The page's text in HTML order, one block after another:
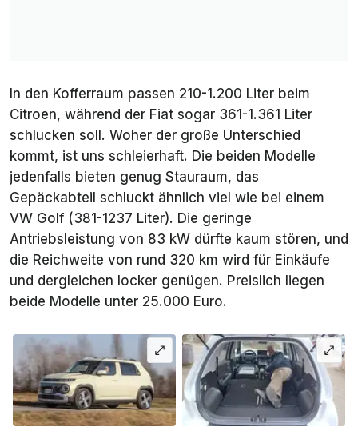
In den Kofferraum passen 210-1.200 Liter beim
Citroen, während der Fiat sogar 361-1.361 Liter
schlucken soll. Woher der große Unterschied
kommt, ist uns schleierhaft. Die beiden Modelle
jedenfalls bieten genug Stauraum, das
Gepäckabteil schluckt ähnlich viel wie bei einem
VW Golf (381-1237 Liter). Die geringe
Antriebsleistung von 83 kW dürfte kaum stören, und
die Reichweite von rund 320 km wird für Einkäufe
und dergleichen locker genügen. Preislich liegen
beide Modelle unter 25.000 Euro.